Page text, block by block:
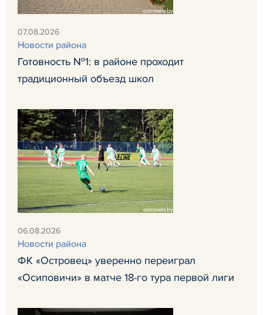
07.08.2026
Новости района
Готовность №1: в районе проходит
традиционный объезд школ
06.08.2026
Новости района
ФК «Островец» уверенно переиграл
«Осиповичи» в матче 18-го тура первой лиги